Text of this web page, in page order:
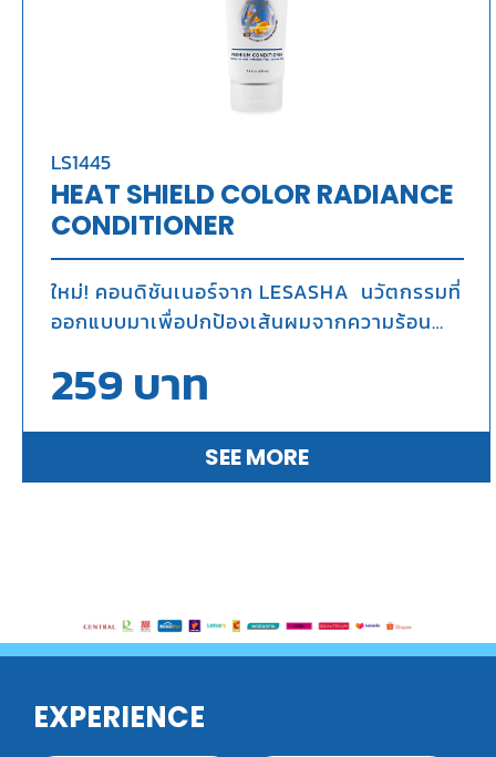
LS1445
HEAT SHIELD COLOR RADIANCE
CONDITIONER
ใหม่! คอนดิชันเนอร์จาก LESASHA นวัตกรรมที่
ออกแบบมาเพื่อปกป้องเส้นผมจากความร้อน
259 บาท
SEE MORE
EXPERIENCE